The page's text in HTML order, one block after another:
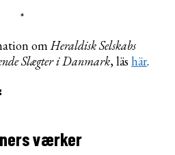
*
omHeraldisk Selskabs
Slægter i Danmark, läs här.
værker